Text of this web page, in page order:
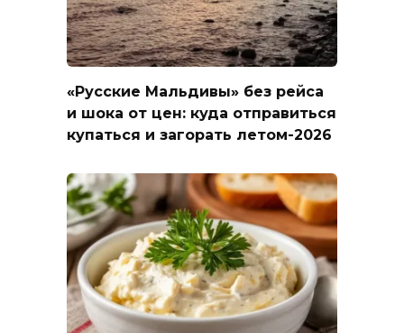
«Русские Мальдивы» без рейса
и шока от цен: куда отправиться
купаться и загорать летом-2026